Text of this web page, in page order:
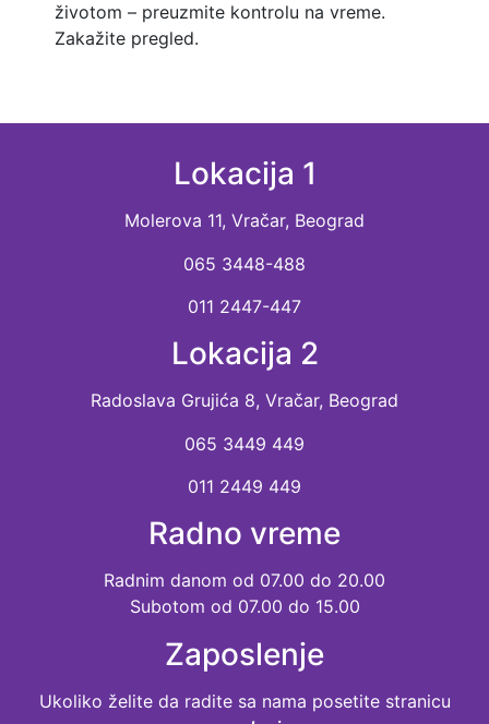
životom – preuzmite kontrolu na vreme.
Zakažite pregled.
Lokacija 1
Molerova 11, Vračar, Beograd
065 3448-488
011 2447-447
Lokacija 2
Radoslava Grujića 8, Vračar, Beograd
065 3449 449
011 2449 449
Radno vreme
Radnim danom od 07.00 do 20.00
Subotom od 07.00 do 15.00
Zaposlenje
Ukoliko želite da radite sa nama posetite stranicu